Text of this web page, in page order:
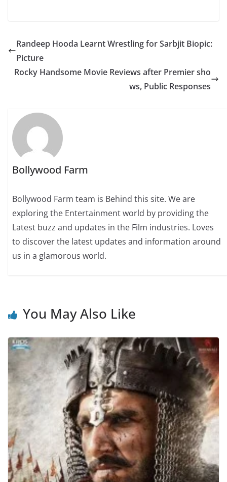
Randeep Hooda Learnt Wrestling for Sarbjit Biopic:
Picture
Rocky Handsome Movie Reviews after Premier sho
ws, Public Responses
Bollywood Farm
Bollywood Farm team is Behind this site. We are
exploring the Entertainment world by providing the
Latest buzz and updates in the Film industries. Loves
to discover the latest updates and information around
us in a glamorous world.
You May Also Like